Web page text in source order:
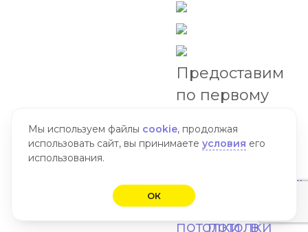
Предоставим
по первому
Получить
Двухуровневые
натяжные
потолки
потолки
в
Мы используем файлы cookie, продолжая
использовать сайт, вы принимаете условия его
использования.
ОК